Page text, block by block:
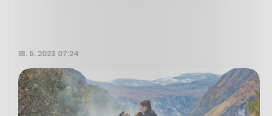
18. 5. 2023 07:24